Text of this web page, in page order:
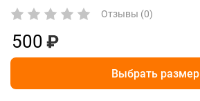
Отзывы (0)
500
Выбрать размер